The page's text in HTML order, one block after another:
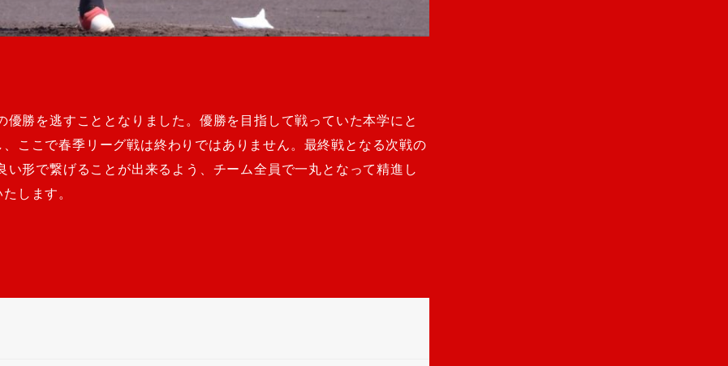
勝を逃すこととなりました。優勝を目指して戦っていた本学にと
ここで春季リーグ戦は終わりではありません。最終戦となる次戦の
形で繋げることが出来るよう、チーム全員で一丸となって精進し
します。